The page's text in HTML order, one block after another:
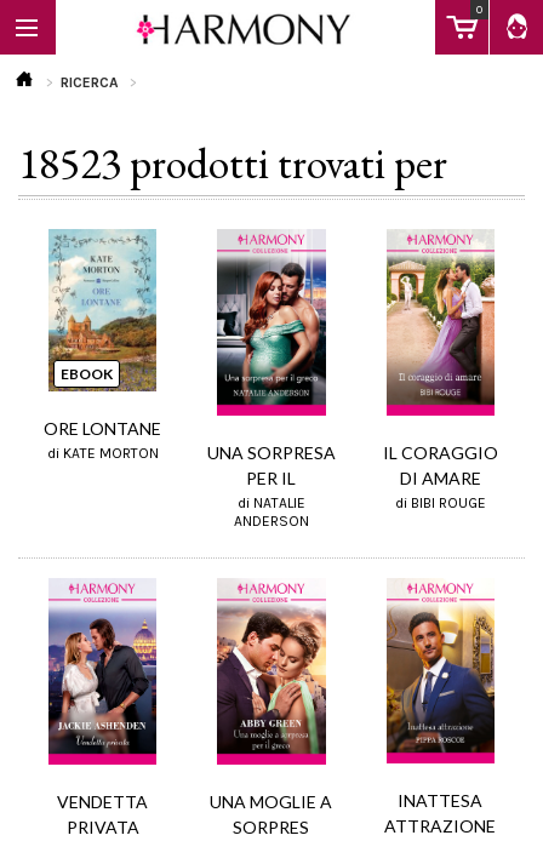
0
EBOOK
Calendario
RICERCA
18523 prodotti trovati per
EBOOK
ORE LONTANE
di KATE MORTON
UNA SORPRESA
PER IL
di NATALIE
ANDERSON
IL CORAGGIO
DI AMARE
di BIBI ROUGE
VENDETTA
PRIVATA
UNA MOGLIE A
SORPRES
INATTESA
ATTRAZIONE